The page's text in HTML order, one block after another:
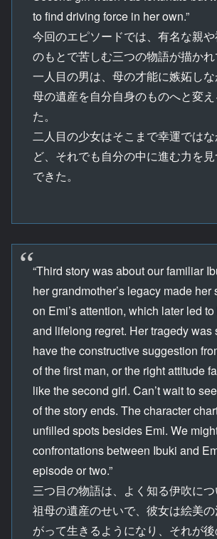
to find driving force in her own.”
今回のエピソードでは、有名な親
のもとで苦しむ三つの物語が描かれ
一人目の男は、母の才能に嫉妬し
母の遺産を自分自身のものへと変
た。
二人目の少女はそこまで幸運では
ど、それでも自分の中に進む力を
できた。
“Third story was about our familiar
her grandmother’s legacy made
on Emi’s attention, which later led
and lifelong regret. Her tragedy was
have the constructive suggestion
of the first man, or the right attitude
like the second girl. Can’t wait to
of the story ends. The character
unfilled spots besides Emi. We
confrontations between Ibuki and
episode or two.”
三つ目の物語は、よく知る伊吹につ
祖母の遺産のせいで、彼女は絵美
がって生きるようになり、それが